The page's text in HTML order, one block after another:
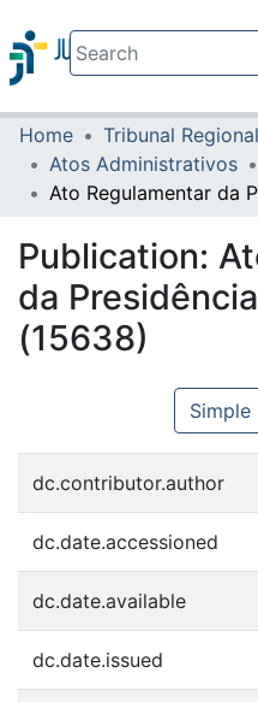
Communities & Collections
All of DSpace
Home
Atos Administrativos
Publication:
da
(15638)
dc.contributor.author
dc.date.accessioned
dc.date.available
dc.date.issued